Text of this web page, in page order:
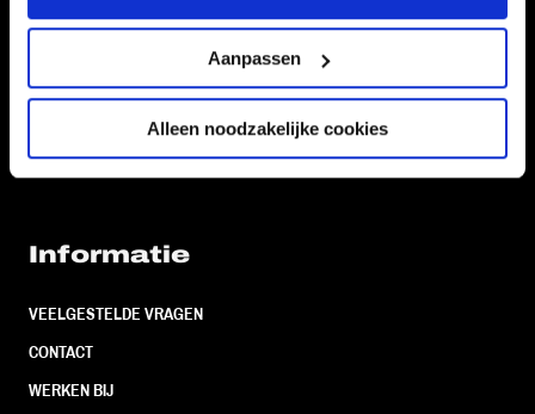
Aanpassen
Alleen noodzakelijke cookies
CLUB
STADION
FOUNDATION
KAARTVERKOOP
BUSINESS
Informatie
VEELGESTELDE VRAGEN
CONTACT
WERKEN BIJ